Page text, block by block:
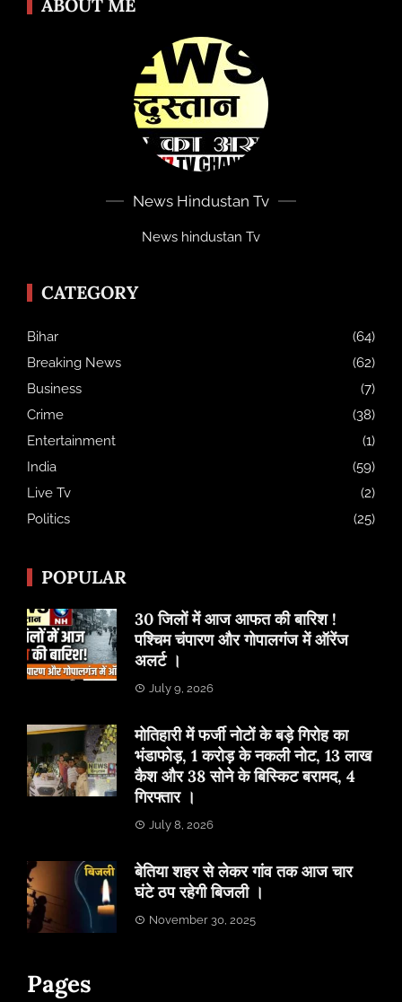
ABOUT ME
News Hindustan Tv
News hindustan Tv
CATEGORY
Bihar
(64)
Breaking News
(62)
Business
(7)
Crime
(38)
Entertainment
(1)
India
(59)
Live Tv
(2)
Politics
(25)
POPULAR
30 जिलों में आज आफत की बारिश !
पश्चिम चंपारण और गोपालगंज में ऑरेंज
अलर्ट ।
July 9, 2026
मोतिहारी में फर्जी नोटों के बड़े गिरोह का
भंडाफोड़, 1 करोड़ के नकली नोट, 13 लाख
कैश और 38 सोने के बिस्किट बरामद, 4
गिरफ्तार ।
July 8, 2026
बेतिया शहर से लेकर गांव तक आज चार
घंटे ठप रहेगी बिजली ।
November 30, 2025
Pages